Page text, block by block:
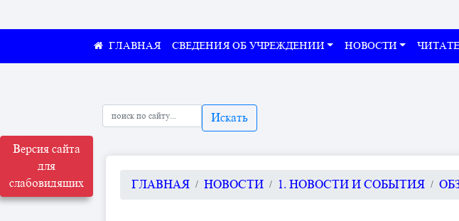
Версия сайта
для
слабовидящих
СВЕДЕНИЯ ОБ УЧРЕЖДЕНИИ НОВОСТИ
Искать
ГЛАВНАЯ НОВОСТИ 1. НОВОСТИ И СОБЫТИЯ